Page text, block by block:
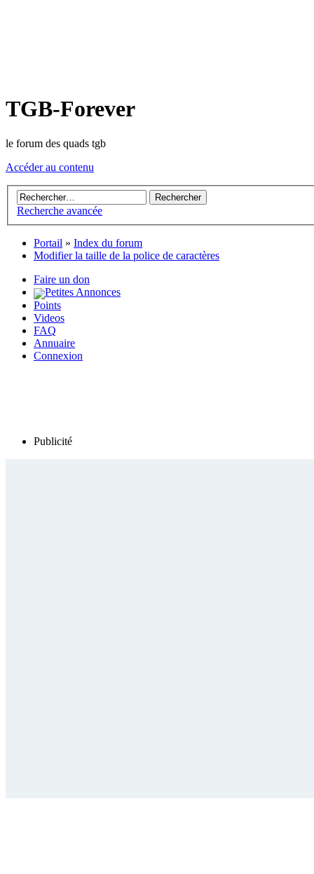
TGB-Forever
le forum des quads tgb
Accéder au contenu
Recherche avancée
Portail » Index du forum
Modifier la taille de la police de caractères
Faire un don
Petites Annonces
Points
Videos
FAQ
Annuaire
Connexion
Publicité